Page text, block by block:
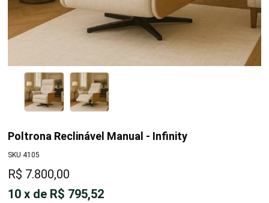
Poltrona Reclinável Manual - Infinity
SKU 4105
R$ 7.800,00
10 x de R$ 795,52